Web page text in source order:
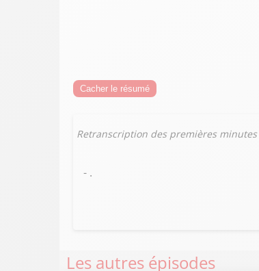
Cacher le résumé
Retranscription des premières minutes
- .
Les autres épisodes